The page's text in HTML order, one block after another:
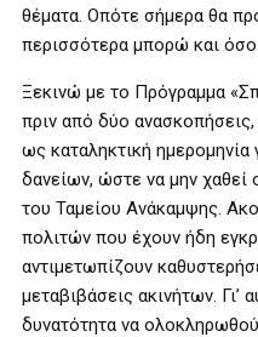
θέματα. Οπότε σήμερα θα
περισσότερα μπορώ και όσο
Ξεκινώ με το Πρόγραμμα
πριν από δύο ανασκοπήσεις,
ως καταληκτική
δανείων, ώστε να μην
του Ταμείου Ανάκαμψης.
πολιτών που έχουν ήδη
αντιμετωπίζουν
μεταβιβάσεις ακινήτων. Γι’
δυνατότητα να